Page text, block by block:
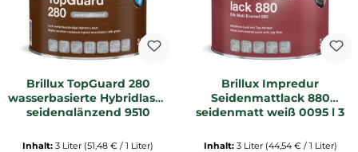
Brillux TopGuard 280
wasserbasierte Hybridlasur
seidenglänzend 9510
Inhalt: 3 Liter (51,48 € / 1 Liter)
Brillux Impredur
Seidenmattlack 880
seidenmatt weiß 0095 | 3
Inhalt: 3 Liter (44,54 € / 1 Liter)